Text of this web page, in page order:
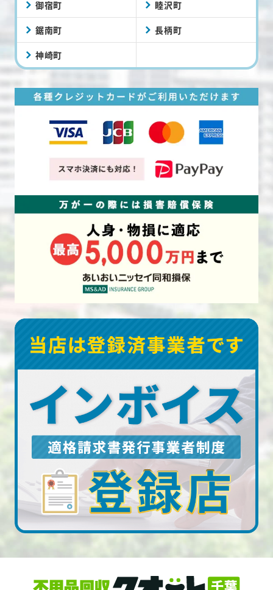
御宿町 睦沢町
鋸南町 長柄町
神崎町